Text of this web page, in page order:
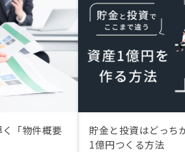
「物件概要
貯金と投資はどっち
1億円つくる方法